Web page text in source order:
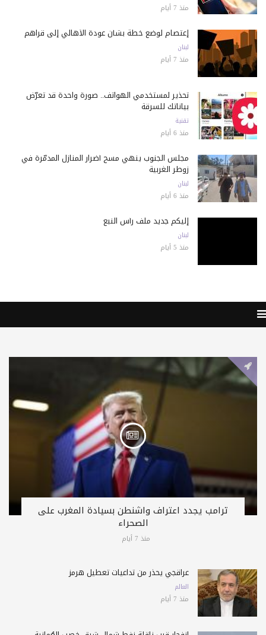
منذ 7 أيام
إعتصام لوضع خطة بشأن عودة الأهالي إلى قراهم
لبنان
منذ 7 أيام
تحذير لمستخدمي الهواتف.. صورة واحدة قد تعرّض
بياناتك للسرقة
تقنية
منذ 6 أيام
مجلس الجنوب ينهي مسح أضرار المنازل المدمّرة في
زوطر الغربية
لبنان
منذ 6 أيام
إليكم جديد ملف رأس النبع
لبنان
منذ 5 أيام
ترامب يجدد اعتراف واشنطن بسيادة المغرب على
الصحراء
منذ 7 أيام
عراقجي يحذّر من تداعيات تعطيل هرمز
العالم
منذ 7 أيام